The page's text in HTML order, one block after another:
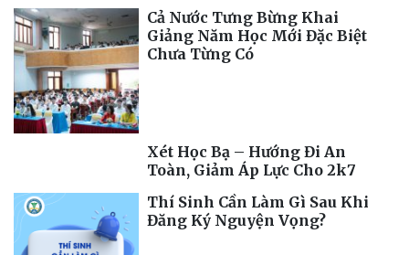
Cả Nước Tưng Bừng Khai
Giảng Năm Học Mới Đặc Biệt
Chưa Từng Có
Xét Học Bạ – Hướng Đi An
Toàn, Giảm Áp Lực Cho 2k7
Thí Sinh Cần Làm Gì Sau Khi
Đăng Ký Nguyện Vọng?